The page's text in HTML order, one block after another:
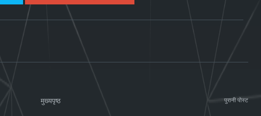
पुरानी पोस्ट
मुख्यपृष्ठ